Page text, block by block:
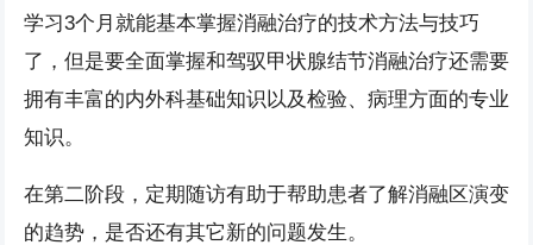
学习3个月就能基本掌握消融治疗的技术方法与技巧
了，但是要全面掌握和驾驭甲状腺结节消融治疗还需要
拥有丰富的内外科基础知识以及检验、病理方面的专业
知识。
在第二阶段，定期随访有助于帮助患者了解消融区演变
的趋势，是否还有其它新的问题发生。